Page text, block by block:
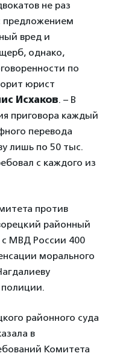
не раз
предложением
вред и
однако,
по
юрист
Исхаков. – В
приговора каждый
перевода
лишь по 50 тыс.
с каждого из
против
районный
МВД России 400
морального
полиции.
районного суда
в
Комитета